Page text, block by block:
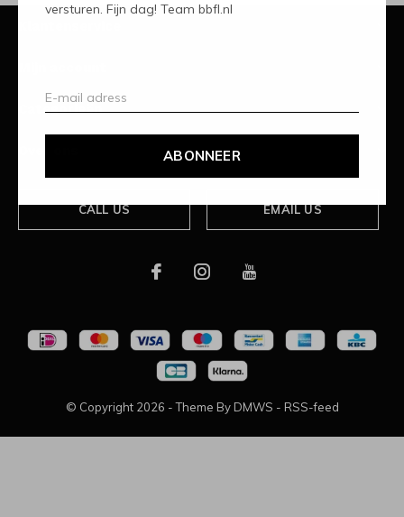
versturen. Fijn dag! Team bbfl.nl
ABONNEER
Categorieën
CALL US EMAIL US
© Copyright 2026 - Theme By DMWS - RSS-feed